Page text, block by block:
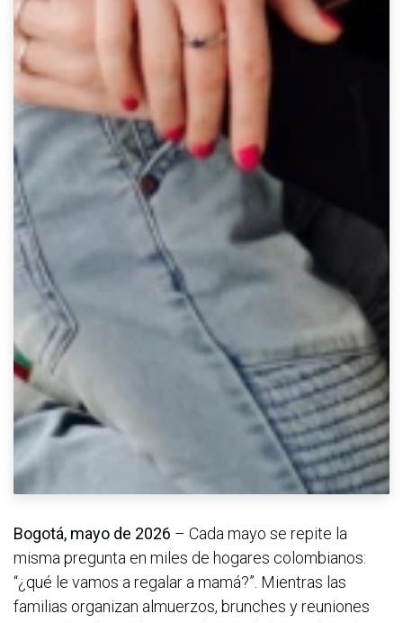
Bogotá, mayo de 2026 – Cada mayo se repite la
misma pregunta en miles de hogares colombianos:
“¿qué le vamos a regalar a mamá?”. Mientras las
familias organizan almuerzos, brunches y reuniones